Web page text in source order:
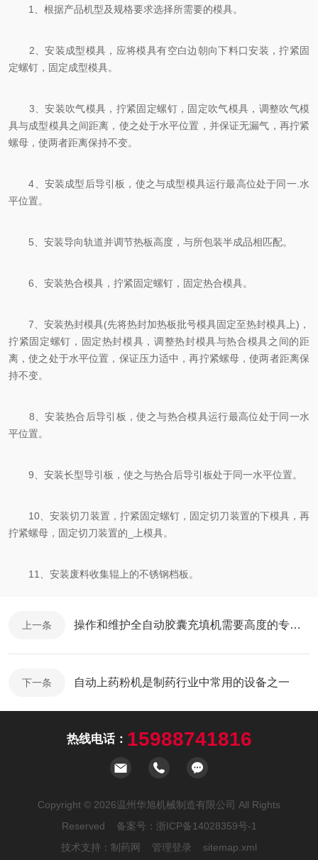
1、根据产品机型及规格要求选择所需要的模具。
2、安装成型模具，应将模具有空白边朝向下料口安装，拧紧固
定螺钉，固定成型模具。
3、安装吹气模具，拧紧固定螺钉，固定吹气模具，调整吹气模
具与成型模具之间距离，使之处于水平位置，并保证无漏气，再拧紧
螺母，使两者距离保持不变。
4、安装成型后导引板，使之与成型模具运行最高位处于同一.水
平位置。
5、安装导向轨道并调节热板高度，与所包装半成品相匹配。
6、安装热合模具，拧紧固定螺钉，固定热合模具。
7、安装热封模具(先将热封加热板批号模具固定至热封模具上)，
拧紧固定螺钉，固定热封模具，调整热封模具与热合模具之间的距
离，使之处于水平位置，保证压力适中，再拧紧螺母，使两者距离保
持不变。
8、安装热合后导引板，使之与热合模具运行最高位处于同一水
平位置。
9、安装长型导引板，使之与热合后导引板处于同一水平位置。
10、安装切刀装置，拧紧固定螺钉，固定切刀装置的下模具，再
拧紧螺母，固定切刀装置的_上模具。
11、安装废料收集辊上的不锈钢档板。
上一条 操作和维护全自动胶囊充填机需要高度的专业知识和技能
下一条 自动上药粉机是制药行业中常用的设备之一
热线电话： 15988741816
Copyright © 2026温州华旭机械制造有限公司 All Rights
Reserved 备案号： 浙ICP备14028359号-1
技术支持： 制药网 管理登录 sitemap.xml